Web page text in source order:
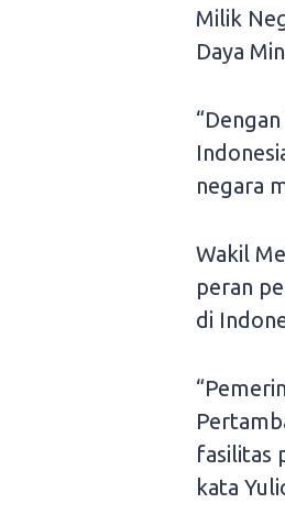
Milik
Daya
negara
Wakil
peran
di
fasilitas
kata